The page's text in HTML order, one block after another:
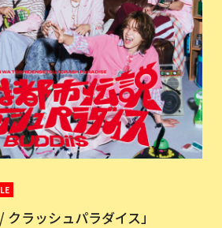
クラッシュパラダイス」